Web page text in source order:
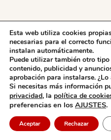
Esta web utiliza cookies
necesarias para el correcto
instalan automáticamente.
Puede utilizar también otro
contenido, publicidad y
aprobación para instalarse. ¿Lo
Si necesitas más información
privacidad, la política de
preferencias en los AJUSTES.
Aceptar Rechazar